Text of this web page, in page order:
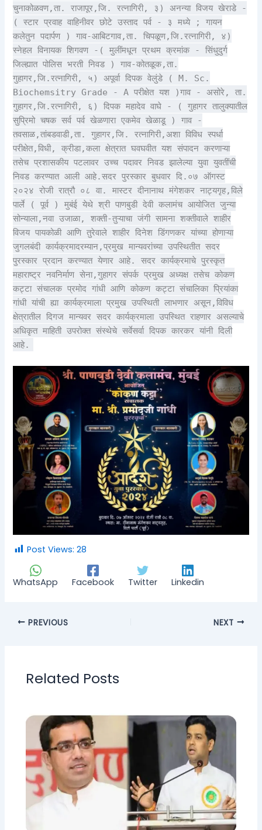
चुनाकोळवण,ता. राजापूर,जि. रत्नागिरी, ३) अनन्या विजय खेराडे -
( स्टार प्रवाह वाहिनीवर छोटे उस्ताद पर्व - ३ मध्ये ; गायन
कलेतुन पदार्पण ) गाव-आबिटगाव,ता. चिपळूण,जि.रत्नागिरी, ४)
स्नेहल विनायक शिगवण -( मुलींमधून प्रथम क्रमांक - सिंधुदुर्ग
जिल्ह्यात पोलिस भरती निवड ) गाव-कोतळूक,ता.
गुहागर,जि.रत्नागिरी, ५) अपूर्वा दिपक वेलुंडे ( M. Sc.
Biochemsitry Grade - A परीक्षेत यश )गाव - असोरे, ता.
गुहागर,जि.रत्नागिरी, ६) दिपक महादेव वाघे - ( गुहागर तालुक्यातील
सुप्रिमो चषक सर्व पर्व खेळणारा एकमेव खेळाडू ) गाव -
तवसाळ,तांबडवाडी,ता. गुहागर,जि. रत्नागिरी,अशा विविध स्पर्धा
परीक्षेत,विधी, क्रीडा,कला क्षेत्रात घवघवीत यश संपादन करणाऱ्या
तसेच प्रशासकीय पटलावर उच्च पदावर निवड झालेल्या युवा युवतींची
निवड करण्यात आली आहे.सदर पुरस्कार बुधवार दि.०७ ऑगस्ट
२०२४ रोजी रात्रौ ०८ वा. मास्टर दीनानाथ मंगेशकर नाट्यगृह,विले
पार्ले ( पूर्व ) मुबंई येथे श्री पाणबुडी देवी कलामंच आयोजित जुन्या
सोन्याला,नवा उजाळा, शक्ती-तुऱ्याचा जंगी सामना शक्तीवाले शाहीर
विजय पायकोळी आणि तुरेवाले शाहीर दिनेश डिंगणकर यांच्या होणाऱ्या
जुगलबंदी कार्यक्रमादरम्यान,प्रमुख मान्यवरांच्या उपस्थितीत सदर
पुरस्कार प्रदान करण्यात येणार आहे. सदर कार्यक्रमाचे पुरस्कृत
महाराष्ट्र नवनिर्माण सेना,गुहागर संपर्क प्रमुख अध्यक्ष तसेच कोकण
कट्टा संचालक प्रमोद गांधी आणि कोकण कट्टा संचालिका प्रियांका
गांधी यांची ह्या कार्यक्रमाला प्रमुख उपस्थिती लाभणार असून,विविध
क्षेत्रातील दिगज मान्यवर सदर कार्यक्रमाला उपस्थित राहणार असल्याचे
अधिकृत माहिती उपरोक्त संस्थेचे सर्वेसर्वा दिपक कारकर यांनी दिली
आहे.
Post Views: 28
WhatsApp Facebook Twitter Linkedin
PREVIOUS NEXT
Related Posts